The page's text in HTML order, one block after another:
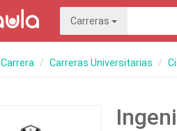
Carreras
Carrera Carreras Universitarias